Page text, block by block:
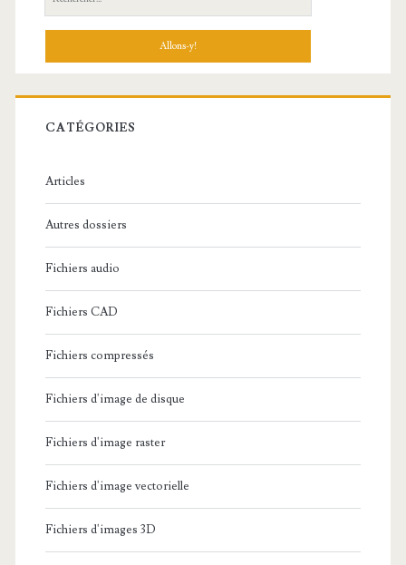
e
h
r
c
:
CATÉGORIES
Articles
Autres dossiers
Fichiers audio
Fichiers CAD
Fichiers compressés
Fichiers d'image de disque
Fichiers d'image raster
Fichiers d'image vectorielle
Fichiers d'images 3D